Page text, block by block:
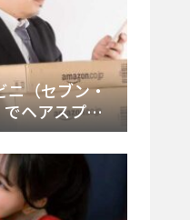
ニ（セブン・
ヘアスプレ
と買える種